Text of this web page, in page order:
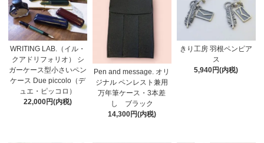
WRITING LAB.（イル・
クアドリフォリオ） シ
ガーケース型小さいペン
ケース Due piccolo（デ
ュエ・ピッコロ）
22,000円(内税)
Pen and message. オリ
ジナル ペンレスト兼用
万年筆ケース・3本差
し ブラック
14,300円(内税)
きり工房 羽根ペンピア
ス
5,940円(内税)